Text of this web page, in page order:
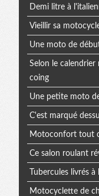
Demi litre à
Vieillir sa
Une moto de
Selon le calendrier
coing
Une petite moto
C'est marqué
Motoconfort tout
Ce salon roulant
Tubercules livrés à
Motocyclette de